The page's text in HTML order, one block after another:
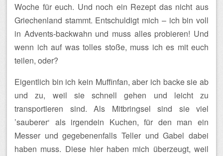
Woche für euch. Und noch ein Rezept das nicht aus
Griechenland stammt. Entschuldigt mich – ich bin voll
in Advents-backwahn und muss alles probieren! Und
wenn ich auf was tolles stoße, muss ich es mit euch
teilen, oder?
Eigentlich bin ich kein Muffinfan, aber ich backe sie ab
und zu, weil sie schnell gehen und leicht zu
transportieren sind. Als Mitbringsel sind sie viel
’sauberer‘ als irgendein Kuchen, für den man ein
Messer und gegebenenfalls Teller und Gabel dabei
haben muss. Diese hier haben mich überzeugt, weil